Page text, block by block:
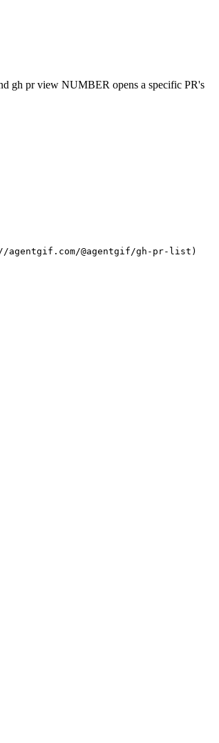
gh pr view NUMBER opens a specific PR's
@agentgif/gh-pr-list)